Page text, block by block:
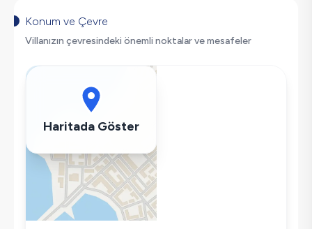
Korunaklı Havuz
Saç Kurutma Makinası
Çamaşır Makinesi
Tost Makinesi
Mikrodalga
Kettle
Korunaklı Havuz
Konum ve Çevre
Villanızın çevresindeki önemli noktalar ve mesafeler
Haritada Göster